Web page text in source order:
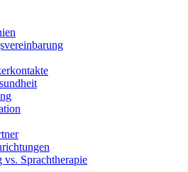
vs. Sprachtherapie